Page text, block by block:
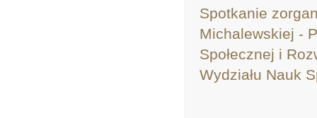
Spotkanie
Michalewskiej -
Społecznej i
Wydziału Nauk